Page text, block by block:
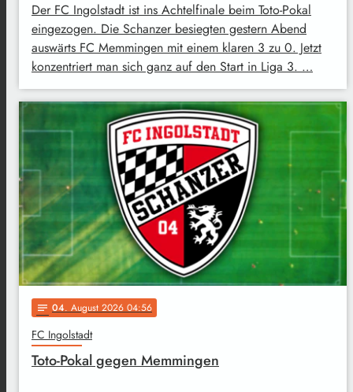
Der FC Ingolstadt ist ins Achtelfinale beim Toto-Pokal
eingezogen. Die Schanzer besiegten gestern Abend
auswärts FC Memmingen mit einem klaren 3 zu 0. Jetzt
konzentriert man sich ganz auf den Start in Liga 3. …
notes 04. August 2026 04:56
FC Ingolstadt
Toto-Pokal gegen Memmingen